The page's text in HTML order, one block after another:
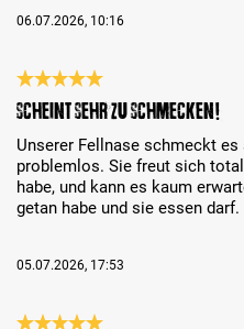
06.07.2026, 10:16
Review with rating of 5 out of 5
Scheint sehr zu schmecken!
Unserer Fellnase schmeckt
problemlos. Sie freut sich
habe, und kann es kaum
getan habe und sie essen darf.
05.07.2026, 17:53